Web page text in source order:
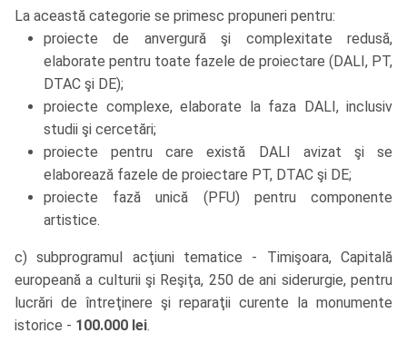
La această categorie se primesc propuneri pentru:
proiecte de anvergură şi complexitate redusă,
elaborate pentru toate fazele de proiectare (DALI, PT,
DTAC şi DE);
proiecte complexe, elaborate la faza DALI, inclusiv
studii şi cercetări;
proiecte pentru care există DALI avizat şi se
elaborează fazele de proiectare PT, DTAC şi DE;
proiecte fază unică (PFU) pentru componente
artistice.
c) subprogramul acţiuni tematice - Timişoara, Capitală
europeană a culturii şi Reşiţa, 250 de ani siderurgie, pentru
lucrări de întreţinere şi reparaţii curente la monumente
istorice - 100.000 lei.